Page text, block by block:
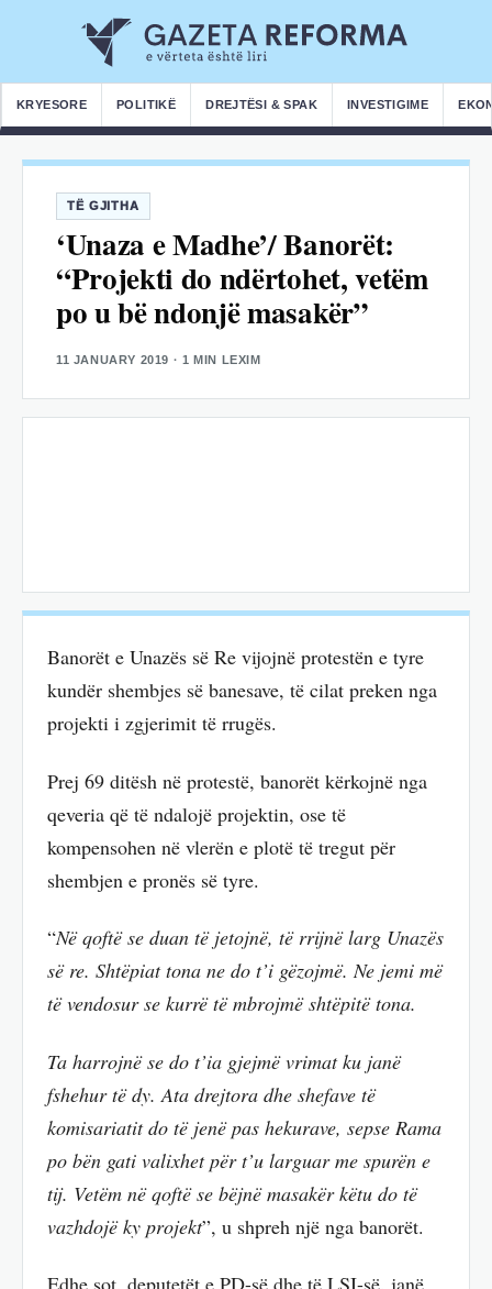
KRYESORE POLITIKË DREJTËSI & SPAK INVESTIGIME
TË GJITHA
‘Unaza e Madhe’/ Banorët:
“Projekti do ndërtohet, vetëm
po u bë ndonjë masakër”
11 JANUARY 2019 · 1 MIN LEXIM
Banorët e Unazës së Re vijojnë protestën e tyre
kundër shembjes së banesave, të cilat preken nga
projekti i zgjerimit të rrugës.
Prej 69 ditësh në protestë, banorët kërkojnë nga
qeveria që të ndalojë projektin, ose të
kompensohen në vlerën e plotë të tregut për
shembjen e pronës së tyre.
“Në qoftë se duan të jetojnë, të rrijnë larg Unazës
së re. Shtëpiat tona ne do t’i gëzojmë. Ne jemi më
të vendosur se kurrë të mbrojmë shtëpitë tona.
Ta harrojnë se do t’ia gjejmë vrimat ku janë
fshehur të dy. Ata drejtora dhe shefave të
komisariatit do të jenë pas hekurave, sepse Rama
po bën gati valixhet për t’u larguar me spurën e
tij. Vetëm në qoftë se bëjnë masakër këtu do të
vazhdojë ky projekt”, u shpreh një nga banorët.
Edhe sot, deputetët e PD-së dhe të LSI-së, janë